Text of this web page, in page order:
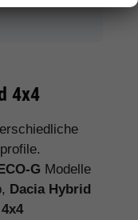
4x4
G Modelle
Dacia Hybrid